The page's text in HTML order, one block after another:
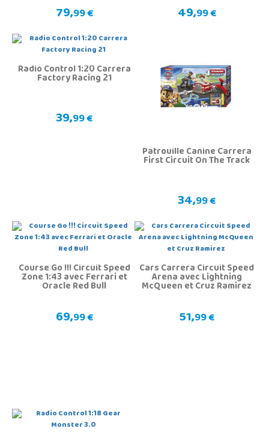
79,99 € 49,99 €
Radio Control 1:20 Carrera
Factory Racing 21
39,99 €
Patrouille Canine Carrera
First Circuit On The Track
34,99 €
Course Go !!! Circuit Speed
Zone 1:43 avec Ferrari et
Oracle Red Bull
69,99 €
Cars Carrera Circuit Speed
Arena avec Lightning
McQueen et Cruz Ramirez
51,99 €